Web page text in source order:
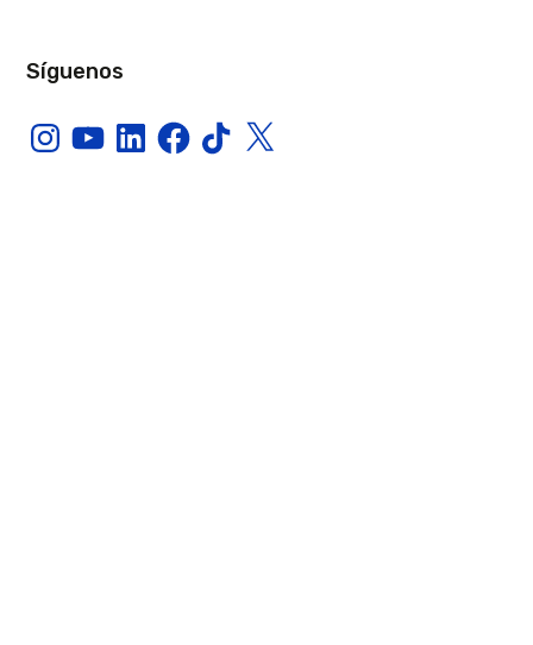
Síguenos
InstagramYouTubeLinkedInFacebook
TikTokX